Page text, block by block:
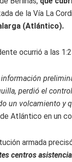
de la Vía La
(Atlántico).
ocurrió a las
información
perdió el
un volcamiento y
Atlántico en un
armada
centros